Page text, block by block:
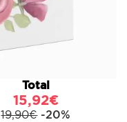
Total
15,92€
19,90€ -20%